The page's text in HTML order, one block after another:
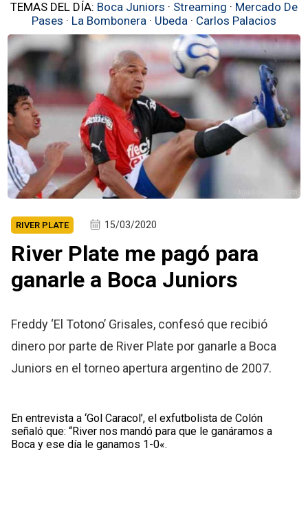
TEMAS DEL DÍA: Boca Juniors · Streaming · Mercado De
Pases · La Bombonera · Ubeda · Carlos Palacios
ligadeportiva.com
RIVER PLATE 15/03/2020
River Plate me pagó para
ganarle a Boca Juniors
Freddy ‘El Totono’ Grisales, confesó que recibió
dinero por parte de River Plate por ganarle a Boca
Juniors en el torneo apertura argentino de 2007.
En entrevista a ‘Gol Caracol’, el exfutbolista de Colón
señaló que: “River nos mandó para que le ganáramos a
Boca y ese día le ganamos 1-0«.